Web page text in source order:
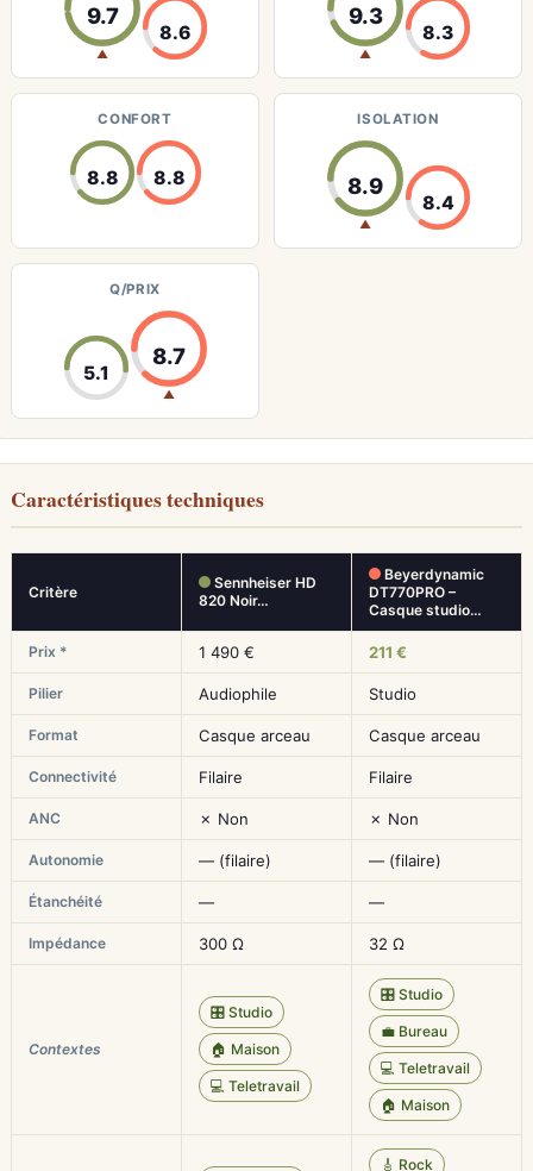
9.7
▲
8.6
9.3
▲
8.3
CONFORT
8.8 8.8
ISOLATION
8.9
▲
8.4
Q/PRIX
5.1
8.7
▲
Caractéristiques techniques
Critère
Sennheiser HD
820 Noir…
Beyerdynamic
DT770PRO –
Casque studio…
Prix * 1 490 € 211 €
Pilier Audiophile Studio
Format Casque arceau Casque arceau
Connectivité Filaire Filaire
ANC ✗ Non ✗ Non
Autonomie — (filaire) — (filaire)
Étanchéité — —
Impédance 300 Ω 32 Ω
Contextes
🎛️ Studio
🏠 Maison
💻 Teletravail
🎛️ Studio
💼 Bureau
💻 Teletravail
🏠 Maison
🎸 Rock